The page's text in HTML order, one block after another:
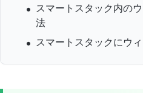
スマートスタック内の
法
スマートスタックにウ